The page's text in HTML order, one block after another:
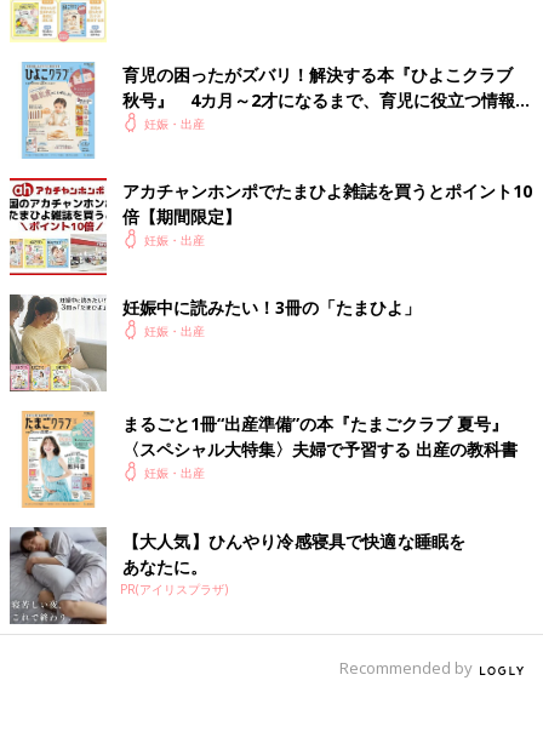
育児の困ったがズバリ！解決する本『ひよこクラブ
秋号』 4カ月～2才になるまで、育児に役立つ情報が
いっぱい！
妊娠・出産
アカチャンホンポでたまひよ雑誌を買うとポイント10
倍【期間限定】
妊娠・出産
妊娠中に読みたい！3冊の「たまひよ」
妊娠・出産
まるごと1冊“出産準備”の本『たまごクラブ 夏号』
〈スペシャル大特集〉夫婦で予習する 出産の教科書
妊娠・出産
【大人気】ひんやり冷感寝具で快適な睡眠を
あなたに。
PR(アイリスプラザ)
Recommended by